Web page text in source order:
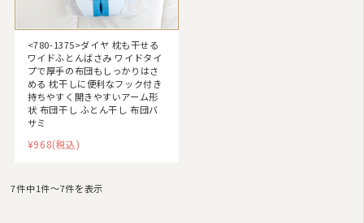
<780-1375>ダイヤ 枕も干せる
ワイドふとんばさみ ワイドタイ
プで厚手の布団もしっかりはさ
める 枕干しに便利なフック付き
持ちやすく開きやすいアーム形
状 布団干し ふとん干し 布団バ
サミ
¥968(税込)
7件中1件〜7件を表示
選択中のカテゴリ
寝具のお手入れ・便利グッズ
洗濯ネット・ふとんばさみ
商品カテゴリ
その他掛け布団